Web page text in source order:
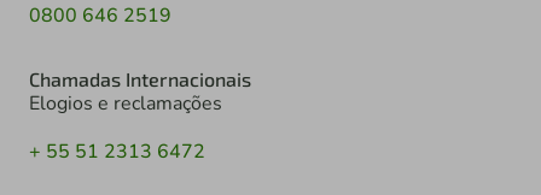
0800 646 2519
Chamadas Internacionais
Elogios e reclamações
+ 55 51 2313 6472